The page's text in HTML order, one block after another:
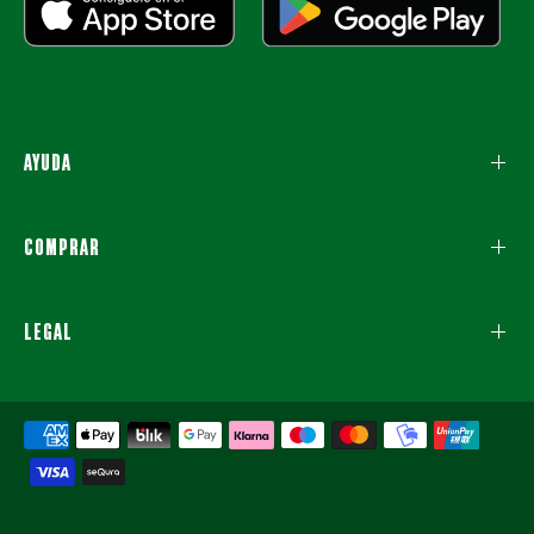
AYUDA
COMPRAR
LEGAL